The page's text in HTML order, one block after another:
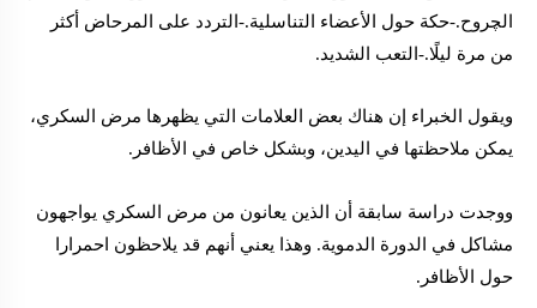
الچروح.-حكة حول الأعضاء التناسلية.-التردد على المرحاض أكثر
من مرة ليلًا.-التعب الشديد.
ويقول الخبراء إن هناك بعض العلامات التي يظهرها مرض السكري،
يمكن ملاحظتها في اليدين، وبشكل خاص في الأظافر.
ووجدت دراسة سابقة أن الذين يعانون من مرض السكري يواجهون
مشاكل في الدورة الدموية. وهذا يعني أنهم قد يلاحظون احمرارا
حول الأظافر.